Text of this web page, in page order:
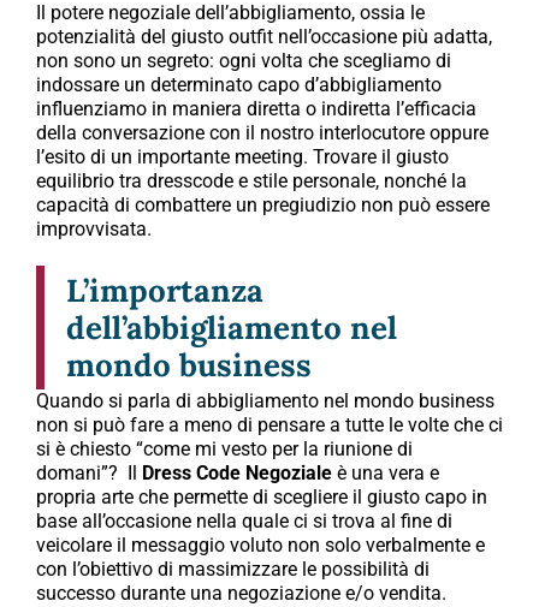
Il potere negoziale dell’abbigliamento, ossia le
potenzialità del giusto outfit nell’occasione più adatta,
non sono un segreto: ogni volta che scegliamo di
indossare un determinato capo d’abbigliamento
influenziamo in maniera diretta o indiretta l’efficacia
della conversazione con il nostro interlocutore oppure
l’esito di un importante meeting. Trovare il giusto
equilibrio tra dresscode e stile personale, nonché la
capacità di combattere un pregiudizio non può essere
improvvisata.
L’importanza
dell’abbigliamento nel
mondo business
Quando si parla di abbigliamento nel mondo business
non si può fare a meno di pensare a tutte le volte che ci
si è chiesto “come mi vesto per la riunione di
domani”? Il
Dress Code Negoziale è una vera e
propria arte che permette di scegliere il giusto capo in
base all’occasione nella quale ci si trova al fine di
veicolare il messaggio voluto non solo verbalmente e
con l’obiettivo di massimizzare le possibilità di
successo durante una negoziazione e/o vendita.